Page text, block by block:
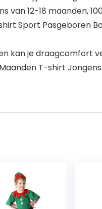
12-18 maanden,
Sport Pasgeboren
kan je draagcomfort
T-shirt